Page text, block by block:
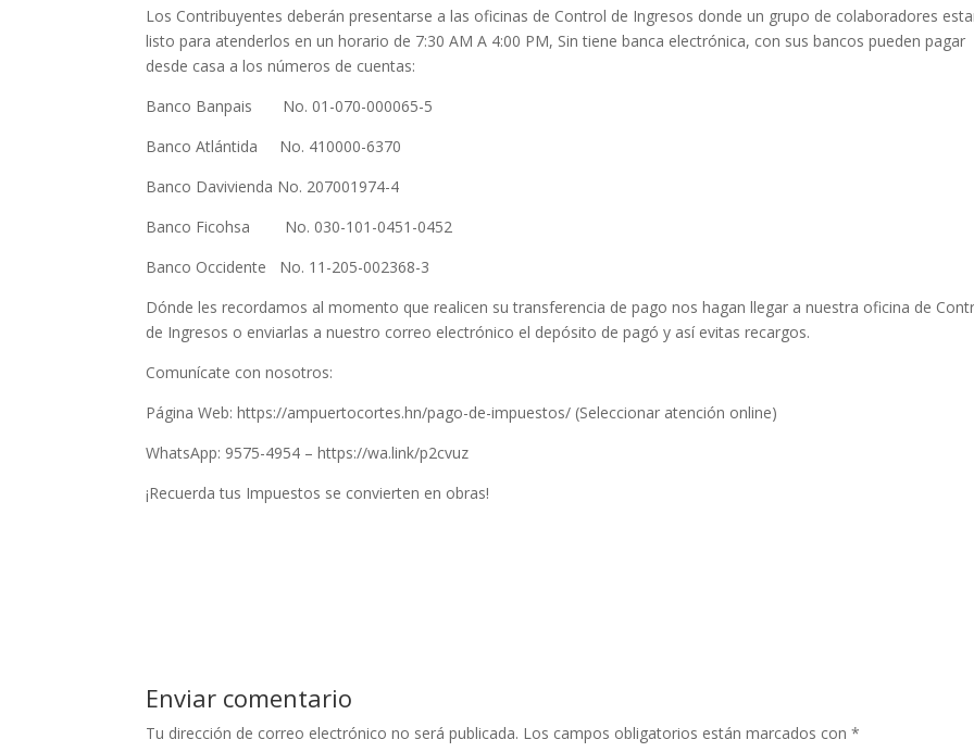
Los Contribuyentes deberán presentarse a las oficinas de Control de Ingresos donde un grupo de colaboradores
listo para atenderlos en un horario de 7:30 AM A 4:00 PM, Sin tiene banca electrónica, con sus bancos pueden pagar
desde casa a los números de cuentas:
Banco Banpais No. 01-070-000065-5
Banco Atlántida No. 410000-6370
Banco Davivienda No. 207001974-4
Banco Ficohsa No. 030-101-0451-0452
Banco Occidente No. 11-205-002368-3
Dónde les recordamos al momento que realicen su transferencia de pago nos hagan llegar a nuestra oficina de
de Ingresos o enviarlas a nuestro correo electrónico el depósito de pagó y así evitas recargos.
Comunícate con nosotros:
Página Web: https://ampuertocortes.hn/pago-de-impuestos/ (Seleccionar atención online)
WhatsApp: 9575-4954 – https://wa.link/p2cvuz
¡Recuerda tus Impuestos se convierten en obras!
Enviar comentario
Tu dirección de correo electrónico no será publicada. Los campos obligatorios están marcados con*